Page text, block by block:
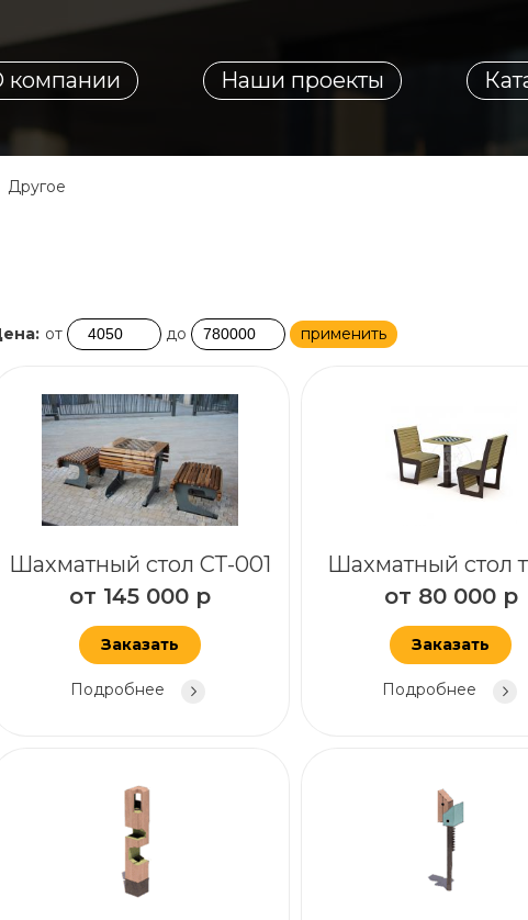
компании Наши проекты
Другое
от до
Шахматный стол СТ-001
от 145 000 р
Заказать
Подробнее
Шахматный стол
от 80 000 р
Заказать
Подробнее